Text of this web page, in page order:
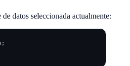
datos seleccionada actualmente: